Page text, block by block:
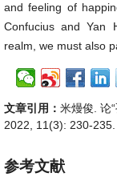
and feeling of
Confucius and Yan
realm, we must also
文章引用： 米熳俊. 论
2022, 11(3): 230-235.
参考文献